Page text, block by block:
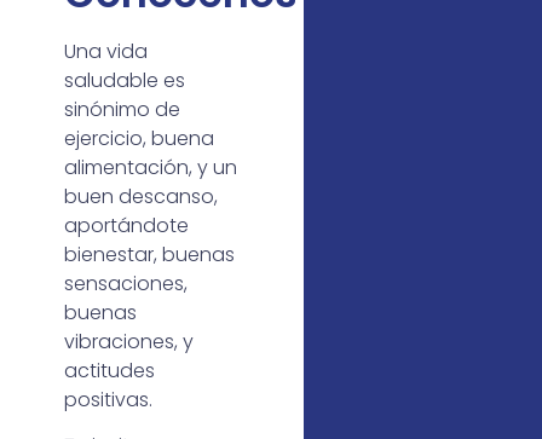
Una vida
saludable es
sinónimo de
ejercicio, buena
alimentación, y un
buen descanso,
aportándote
bienestar, buenas
sensaciones,
buenas
vibraciones, y
actitudes
positivas.